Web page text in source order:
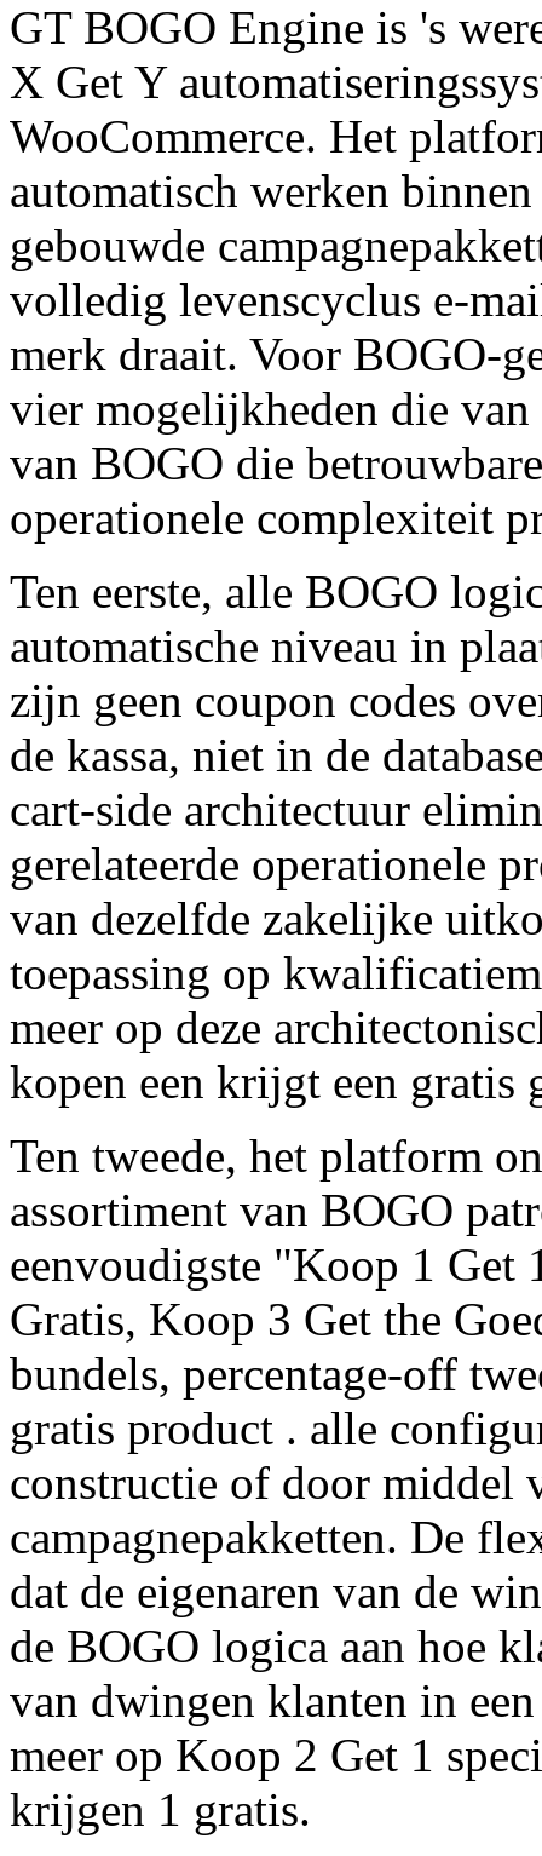
GT BOGO Engine is 's
X Get Y
WooCommerce. Het
automatisch werken
gebouwde
volledig levenscyclus e-
merk draait. Voor BOGO-
vier mogelijkheden die
van BOGO die
operationele complexiteit
Ten eerste, alle BOGO
automatische niveau in
zijn geen coupon codes
de kassa, niet in de
cart-side architectuur
gerelateerde operationele
van dezelfde zakelijke
toepassing op
meer op deze
kopen een krijgt een gratis
Ten tweede, het platform
assortiment van BOGO
eenvoudigste "Koop 1 Get
Gratis, Koop 3 Get the
bundels, percentage-off
gratis product . alle
constructie of door middel
campagnepakketten. De
dat de eigenaren van de
de BOGO logica aan hoe
van dwingen klanten in
meer op Koop 2 Get 1
krijgen 1 gratis.